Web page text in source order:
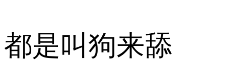
都是叫狗来舔